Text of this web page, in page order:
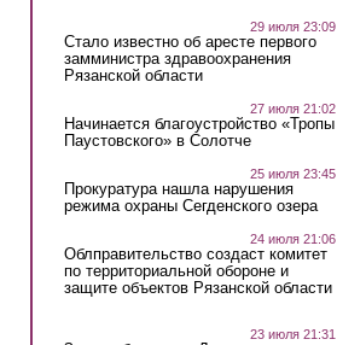
29 июля 23:09
Стало известно об аресте первого
замминистра здравоохранения
Рязанской области
27 июля 21:02
Начинается благоустройство «Тропы
Паустовского» в Солотче
25 июля 23:45
Прокуратура нашла нарушения
режима охраны Сегденского озера
24 июля 21:06
Облправительство создаст комитет
по территориальной обороне и
защите объектов Рязанской области
23 июля 21:31